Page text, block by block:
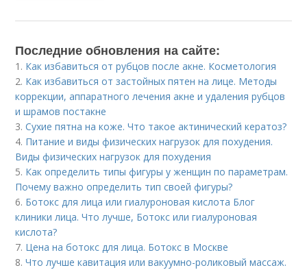
Последние обновления на сайте:
1. Как избавиться от рубцов после акне. Косметология
2. Как избавиться от застойных пятен на лице. Методы
коррекции, аппаратного лечения акне и удаления рубцов
и шрамов постакне
3.Сухие пятна на коже. Что такое актинический кератоз?
4. Питание и виды физических нагрузок для похудения.
Виды физических нагрузок для похудения
5. Как определить типы фигуры у женщин по параметрам.
Почему важно определить тип своей фигуры?
6. Ботокс для лица или гиалуроновая кислота Блог
клиники лица. Что лучше, Ботокс или гиалуроновая
кислота?
7. Цена на ботокс для лица. Ботокс в Москве
8.Что лучше кавитация или вакуумно-роликовый массаж.